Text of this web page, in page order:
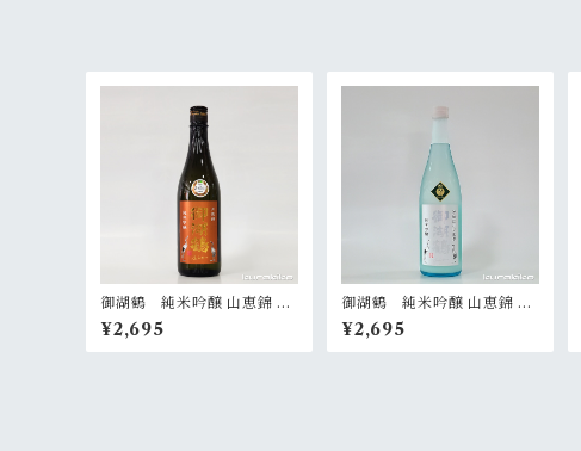
御湖鶴 純米吟醸 山恵錦 火
入 720ml
¥2,695
御湖鶴 純米吟醸 山恵錦 活
性にごり生酒 720ml【限
定】
¥2,695